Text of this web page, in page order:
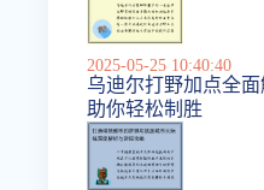
2025-05-25 10:40:40
乌迪尔打野加点全
助你轻松制胜